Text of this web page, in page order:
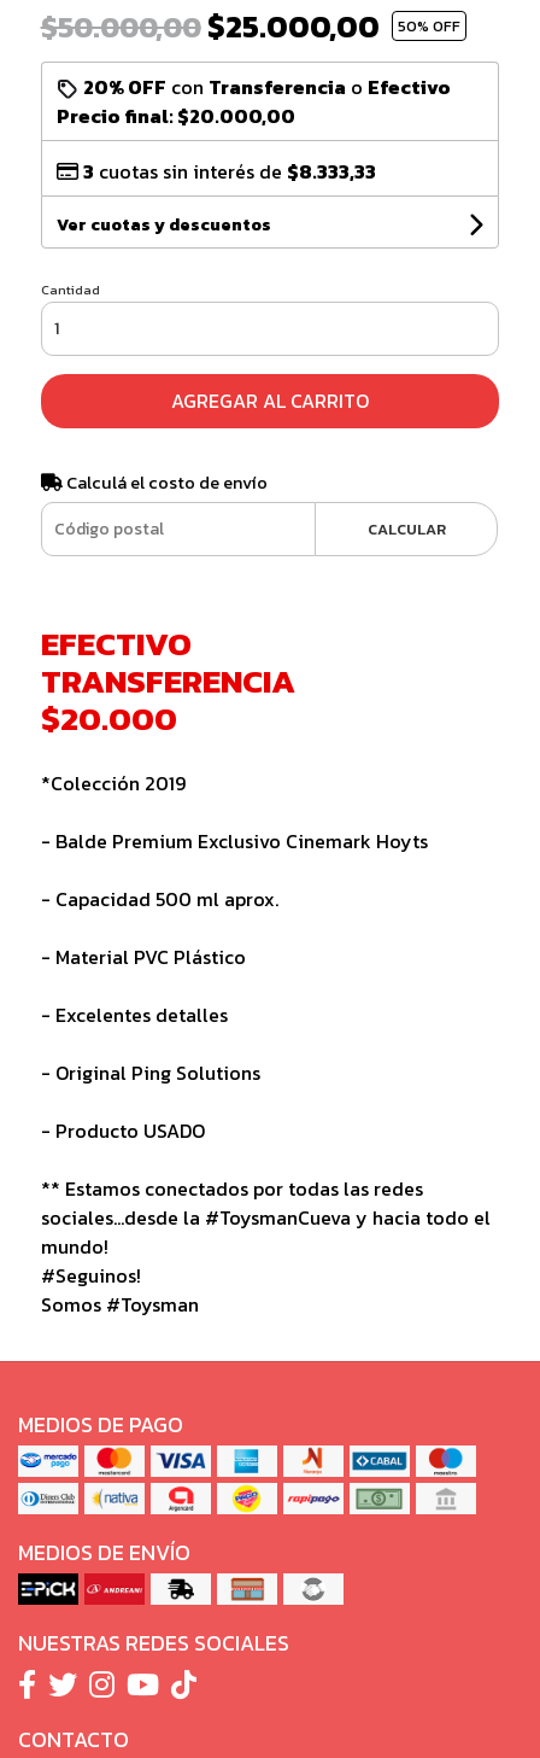
$50.000,00$25.000,00 50% OFF
20% OFF con Transferencia o Efectivo
Precio final:$20.000,00
3 cuotas sin interés de $8.333,33
Ver cuotas y descuentos
Cantidad
AGREGAR AL CARRITO
Calculá el costo de envío
CALCULAR
EFECTIVO
TRANSFERENCIA
$20.000
*Colección 2019
- Balde Premium Exclusivo Cinemark Hoyts
- Capacidad 500 ml aprox.
- Material PVC Plástico
- Excelentes detalles
- Original Ping Solutions
- Producto USADO
** Estamos conectados por todas las redes
sociales...desde la #ToysmanCueva y hacia todo el
mundo!
#Seguinos!
Somos #Toysman
MEDIOS DE PAGO
MEDIOS DE ENVÍO
NUESTRAS REDES SOCIALES
CONTACTO